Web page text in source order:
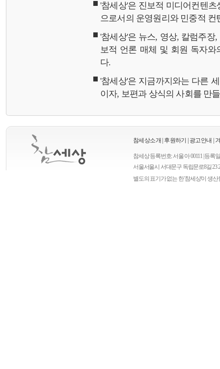
'참세상'은 진보적 미디어컨텐
으로서의 운영원리와 민중적
'참세상'은 뉴스, 영상, 칼럼주
보적 언론 매체 및 회원 독자와
다.
'참세상'은 지금까지와는 다른
이자, 보편과 상식의 사회를 만
참세상소개 후원하기 광고안내
참세상 등록번호: 서울 아 00111 | 등록
서울서울시 서대문구 독립문로8길 23
별도의 표기가 없는 한 '참세상'이 생